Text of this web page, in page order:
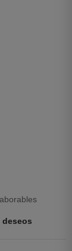
deseos